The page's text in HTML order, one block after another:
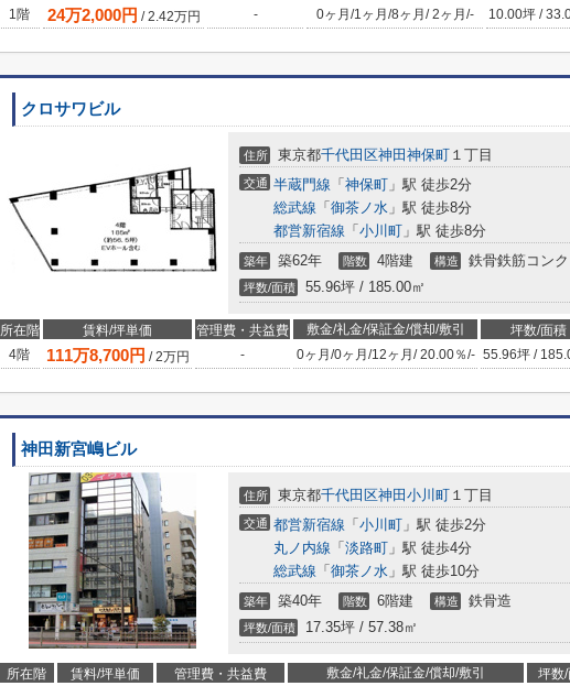
1階
24万2,000円 /2.42万円 - 0ヶ月 /1ヶ月 /8ヶ月 /2ヶ月 /- 10.00坪 /
クロサワビル
住所 東京都千代田区神田神保町 １丁目
交通 半蔵門線 「 神保町 」駅 徒歩2分
総武線 「 御茶ノ水 」駅 徒歩8分
都営新宿線 「 小川町 」駅 徒歩8分
築年 築62年 階数 4階建 構造 鉄骨鉄筋コンク
坪数/面積 55.96坪 / 185.00㎡
所在階 賃料/坪単価 管理費・共益費 敷金/礼金/保証金/償却/敷引 坪数/面積
4階
111万8,700円 /2万円 - 0ヶ月 /0ヶ月 /12ヶ月 /20.00％/- 55.96坪 /
神田新宮嶋ビル
住所 東京都千代田区神田小川町 １丁目
交通 都営新宿線 「 小川町 」駅 徒歩2分
丸ノ内線 「 淡路町 」駅 徒歩4分
総武線 「 御茶ノ水 」駅 徒歩10分
築年 築40年 階数 6階建 構造 鉄骨造
坪数/面積 17.35坪 / 57.38㎡
所在階 賃料/坪単価 管理費・共益費 敷金/礼金/保証金/償却/敷引 坪数